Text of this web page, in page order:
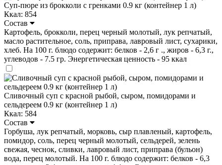
Суп-пюре из брокколи с гренками 0.9 кг (контейнер 1 л)
Ккал: 854
Состав
Картофель, брокколи, перец черный молотый, лук репчатый,
масло растительное, соль, приправа, лавровый лист, сухарики,
хлеб. На 100 г. блюдо содержит: белков - 2,6 г ., жиров - 6,3 г.,
углеводов - 7.5 гр. Энергетическая ценность - 95 ккал
Сливочный суп с красной рыбой, сыром, помидорами и
сельдереем 0.9 кг (контейнер 1 л)
Ккал: 584
Состав
Горбуша, лук репчатый, морковь, сыр плавленый, картофель,
помидор, соль, перец черный молотый, сельдерей, зелень
свежая, чеснок, сливки, лавровый лист, приправа (бульон)
вода, перец молотый. На 100 г. блюдо содержит: белков - 6,3